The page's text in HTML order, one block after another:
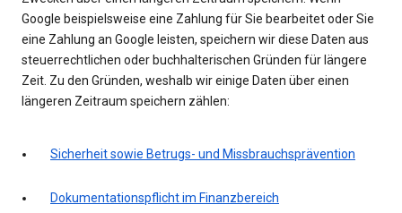
Google beispielsweise eine Zahlung für Sie bearbeitet oder Sie
eine Zahlung an Google leisten, speichern wir diese Daten aus
steuerrechtlichen oder buchhalterischen Gründen für längere
Zeit. Zu den Gründen, weshalb wir einige Daten über einen
längeren Zeitraum speichern zählen:
Sicherheit sowie Betrugs- und Missbrauchsprävention
Dokumentationspflicht im Finanzbereich